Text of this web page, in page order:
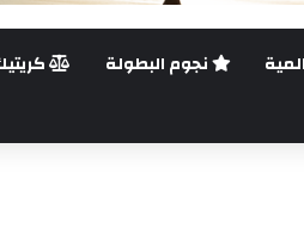
نجوم البطولة